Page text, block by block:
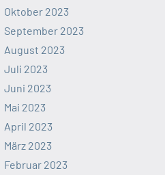
Oktober 2023
September 2023
August 2023
Juli 2023
Juni 2023
Mai 2023
April 2023
März 2023
Februar 2023